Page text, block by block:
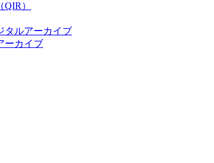
）
タルアーカイブ
ーカイブ